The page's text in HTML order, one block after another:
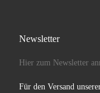
Newsletter
Hier zum Newsletter
Für den Versand